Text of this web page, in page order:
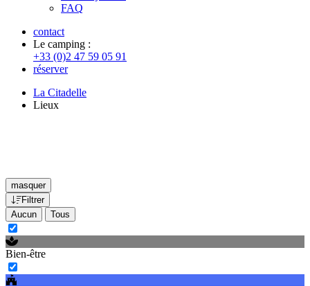
FAQ
contact
Le camping :
+33 (0)2 47 59 05 91
réserver
La Citadelle
Lieux
masquer
Filtrer
Aucun
Tous
Bien-être